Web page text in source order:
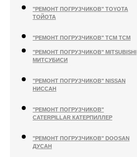
"РЕМОНТ ПОГРУЗЧИКОВ" TOYOTA
ТОЙОТА
"РЕМОНТ ПОГРУЗЧИКОВ" TCM ТСМ
"РЕМОНТ ПОГРУЗЧИКОВ" MITSUBISHI
МИТСУБИСИ
"РЕМОНТ ПОГРУЗЧИКОВ" NISSAN
НИССАН
"РЕМОНТ ПОГРУЗЧИКОВ"
CATERPILLAR КАТЕРПИЛЛЕР
"РЕМОНТ ПОГРУЗЧИКОВ" DOOSAN
ДУСАН